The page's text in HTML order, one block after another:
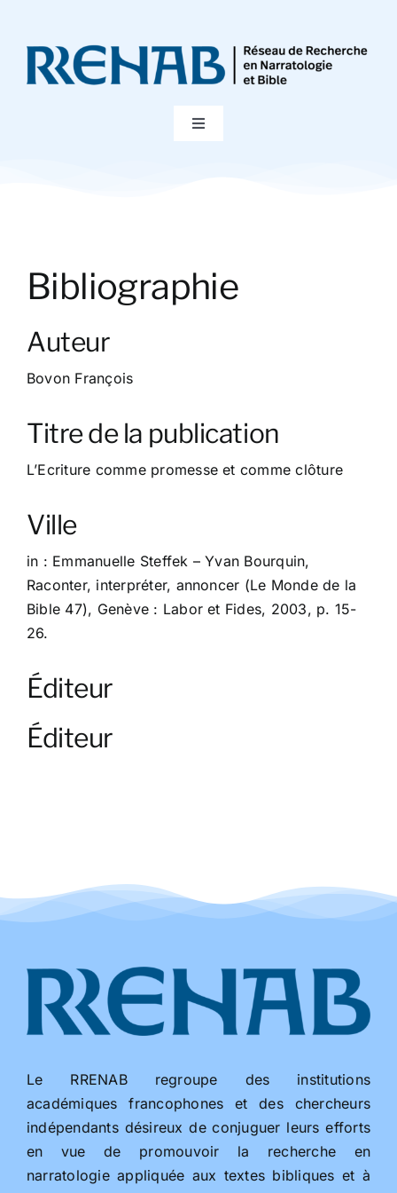
contenu
Toggle
Publications
Bibliographie
Contact
Bibliographie
Auteur
Bovon François
Titre de la publication
L’Ecriture comme promesse et comme clôture
Ville
in : Emmanuelle Steffek – Yvan Bourquin,
Raconter, interpréter, annoncer (Le Monde de la
Bible 47), Genève : Labor et Fides, 2003, p. 15-
26.
Éditeur
Éditeur
Le RRENAB regroupe des institutions
académiques francophones et des chercheurs
indépendants désireux de conjuguer leurs efforts
en vue de promouvoir la recherche en
narratologie appliquée aux textes bibliques et à